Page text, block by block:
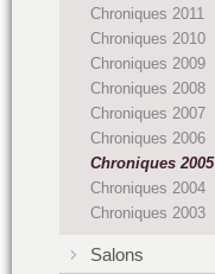
Chroniques 2011
Chroniques 2010
Chroniques 2009
Chroniques 2008
Chroniques 2007
Chroniques 2006
Chroniques 2005
Chroniques 2004
Chroniques 2003
Salons